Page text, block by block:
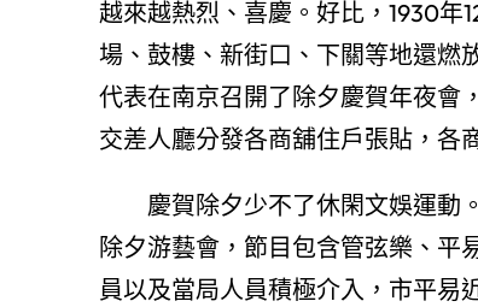
越來越熱烈、喜慶。好比，1930年
場、鼓樓、新街口、下關等地還燃
代表在南京召開了除夕慶賀年夜會
交差人廳分發各商舖住戶張貼，各
慶賀除夕少不了休閑文娛運動
除夕游藝會，節目包含管弦樂、平
員以及當局人員積極介入，市平易